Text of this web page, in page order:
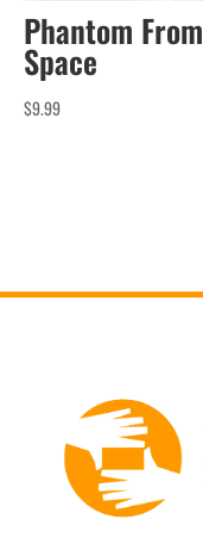
Phantom From
Space
$9.99